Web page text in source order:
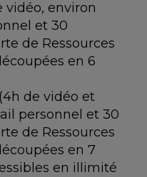
vidéo, environ
et 30
de Ressources
en 6
de vidéo et
personnel et 30
de Ressources
en 7
en illimité